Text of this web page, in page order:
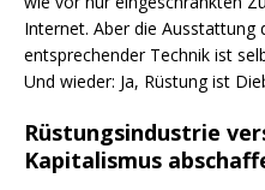
Internet. Aber die Ausstattung
entsprechender Technik ist
Und wieder: Ja, Rüstung ist
Rüstungsindustrie
Kapitalismus